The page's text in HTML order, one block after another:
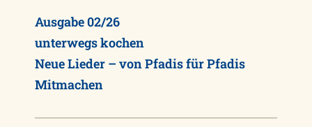
Ausgabe 02/26
unterwegs kochen
Neue Lieder – von Pfadis für Pfadis
Mitmachen